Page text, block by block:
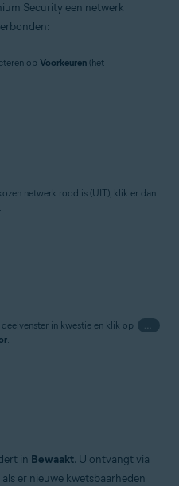
Security een netwerk
op Voorkeuren (het
netwerk rood is (UIT), klik er dan
in kwestie en klik op
in Bewaakt. U ontvangt via
er nieuwe kwetsbaarheden